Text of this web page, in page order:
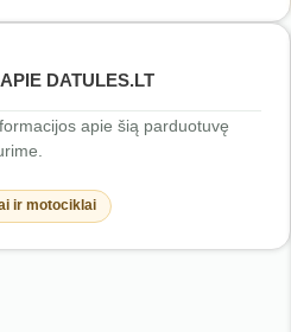
DATULES.LT
apie šią parduotuvę
ir motociklai